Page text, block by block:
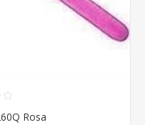
Rosa